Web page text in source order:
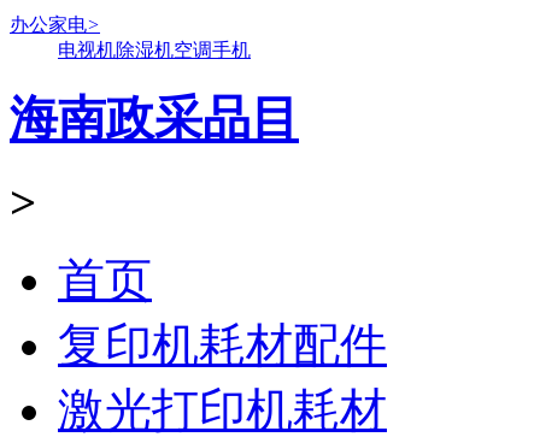
办公家电>
电视机除湿机空调手机
海南政采品目
>
首页
复印机耗材配件
激光打印机耗材